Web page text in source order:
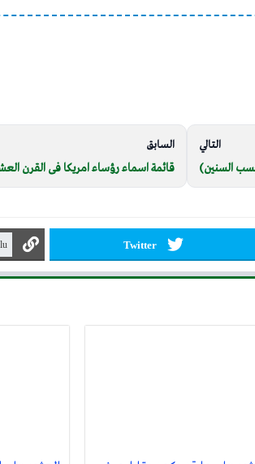
التالي
السنين)
السابق
قائمة اسماء رؤساء امريكا فى القرن
Twitter